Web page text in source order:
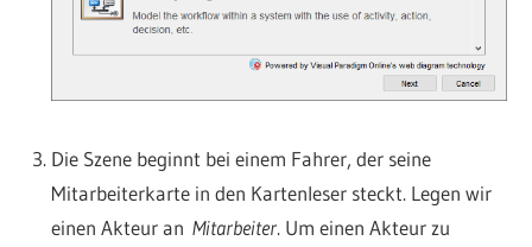
Die Szene beginnt bei einem Fahrer, der seine
Mitarbeiterkarte in den Kartenleser steckt. Legen wir
einen Akteur an Mitarbeiter. Um einen Akteur zu